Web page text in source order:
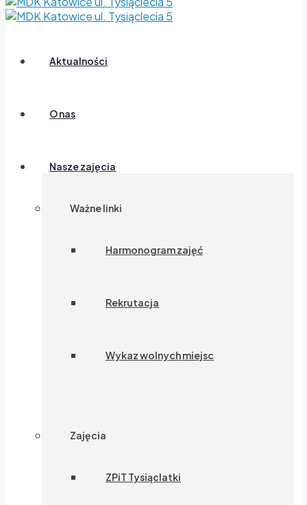
Aktualności
O nas
Nasze zajęcia
Ważne linki
Harmonogram zajęć
Rekrutacja
Wykaz wolnych miejsc
Zajęcia
ZPiT Tysiąclatki